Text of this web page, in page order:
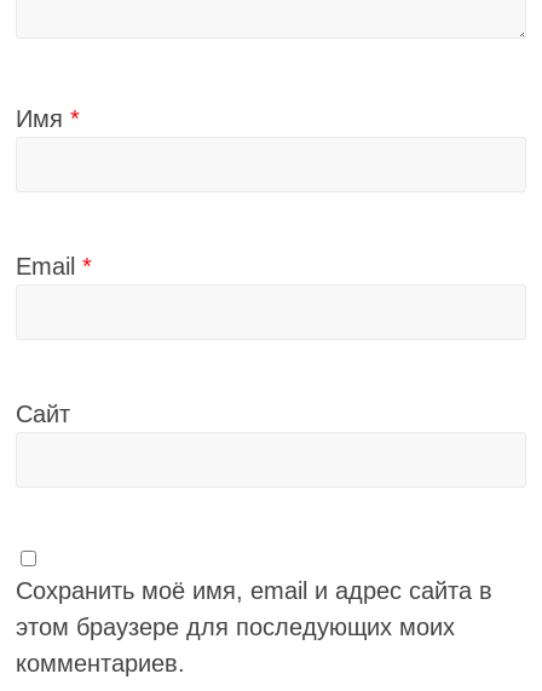
Имя*
Email*
Сайт
Сохранить моё имя, email и адрес сайта в
этом браузере для последующих моих
комментариев.